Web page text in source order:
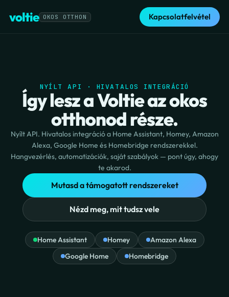
voltie OKOS OTTHON Kapcsolatfelvétel
NYÍLT API · HIVATALOS INTEGRÁCIÓ
Így lesz a Voltie az okos
otthonod része.
Nyílt API. Hivatalos integráció a Home Assistant, Homey, Amazon
Alexa, Google Home és Homebridge rendszerekkel.
Hangvezérlés, automatizációk, saját szabályok — pont úgy, ahogy
te akarod.
Mutasd a támogatott rendszereket
Nézd meg, mit tudsz vele
Home Assistant Homey
Amazon Alexa
Google Home
Homebridge